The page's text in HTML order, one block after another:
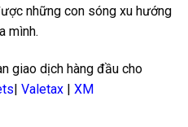
những con sóng xu hướng
mình.
giao dịch hàng đầu cho
Valetax XM